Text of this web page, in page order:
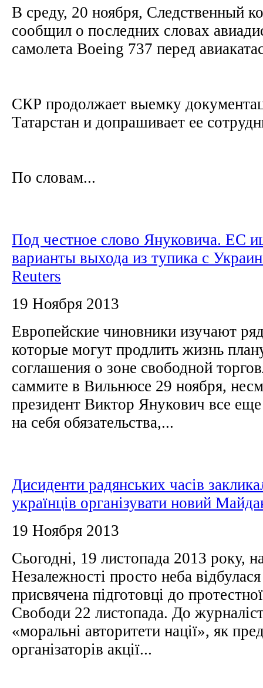
В среду, 20 ноября, Следственный
сообщил о последних словах
самолета Boeing 737 перед
СКР продолжает выемку
Татарстан и допрашивает ее
По словам...
Под честное слово Януковича. ЕС
варианты выхода из тупика с
Reuters
19 Ноября 2013
Европейские чиновники изучают
которые могут продлить жизнь
соглашения о зоне свободной
саммите в Вильнюсе 29 ноября,
президент Виктор Янукович все
на себя обязательства,...
Дисиденти радянських часів
українців організувати новий
19 Ноября 2013
Сьогодні, 19 листопада 2013 року,
Незалежності просто неба
присвячена підготовці до
Свободи 22 листопада. До
«моральні авторитети нації», як
організаторів акції...